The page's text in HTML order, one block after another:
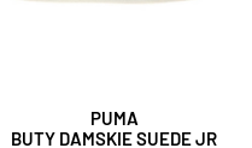
PUMA
BUTY DAMSKIE SUEDE JR